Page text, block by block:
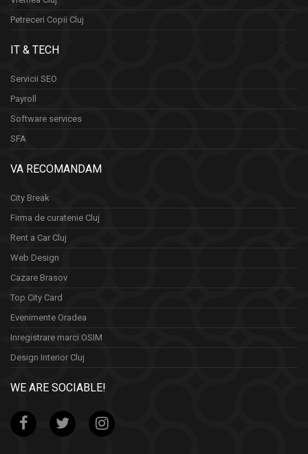
Petreceri Copii Cluj
IT & TECH
Servicii SEO
Payroll
Software services
SFA
VA RECOMANDAM
City Break
Firma de curatenie Cluj
Rent a Car Cluj
Web Design
Cazare Brasov
Top City Card
Evenimente Oradea
Inregistrare marci OSIM
Design Interior Cluj
WE ARE SOCIABLE!